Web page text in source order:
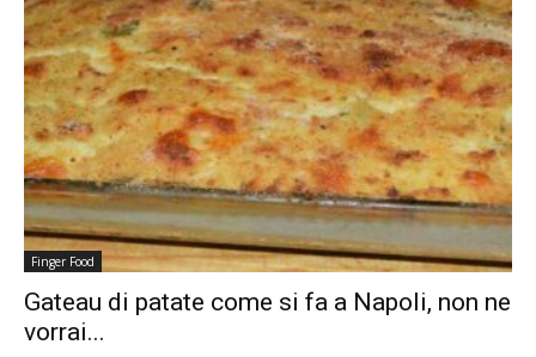
Finger Food
Gateau di patate come si fa a Napoli, non ne
vorrai...